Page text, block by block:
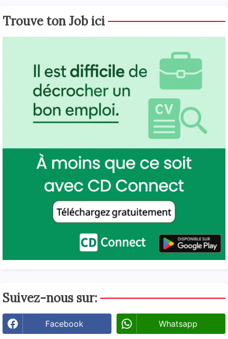
Trouve ton Job ici
Suivez-nous sur:
Facebook Whatsapp